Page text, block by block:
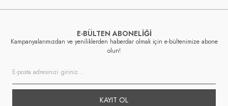
E-BÜLTEN ABONELİĞİ
Kampanyalarımızdan ve yeniliklerden haberdar olmak için e-bültenimize abone
olun!
KAYIT OL